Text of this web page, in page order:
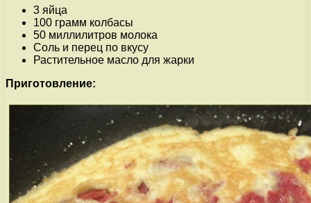
3 яйца
100 грамм колбасы
50 миллилитров молока
Соль и перец по вкусу
Растительное масло для жарки
Приготовление: